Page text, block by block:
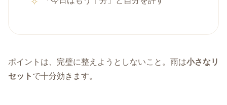
ポイントは、完璧に整えようとしないこと。雨は小さなリ
セット で十分効きます。